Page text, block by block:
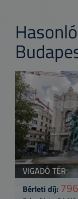
VIGADÓ TÉR
Bérleti díj: